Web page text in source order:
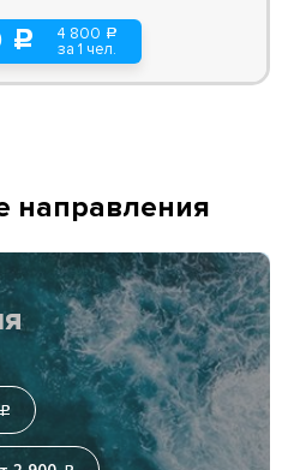
c 4 800 a
за 1 чел.
направления
c